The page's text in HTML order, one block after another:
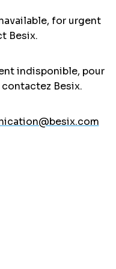
for urgent
Besix.
indisponible, pour
Besix.